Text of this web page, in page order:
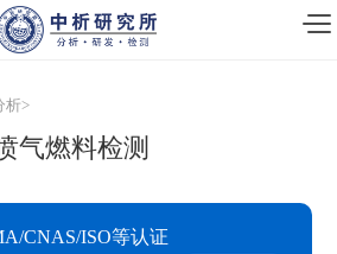
析>
气燃料检测
CNAS/ISO等认证